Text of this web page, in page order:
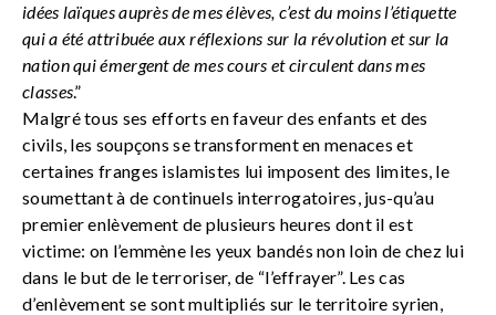
idées laïques auprès de mes élèves, c’est du moins l’étiquette
qui a été attribuée aux réflexions sur la révolution et sur la
nation qui émergent de mes cours et circulent dans mes
classes.”
Malgré tous ses efforts en faveur des enfants et des
civils, les soupçons se transforment en menaces et
certaines franges islamistes lui imposent des limites, le
soumettant à de continuels interrogatoires, jus-qu’au
premier enlèvement de plusieurs heures dont il est
victime: on l’emmène les yeux bandés non loin de chez lui
dans le but de le terroriser, de “l’effrayer”. Les cas
d’enlèvement se sont multipliés sur le territoire syrien,